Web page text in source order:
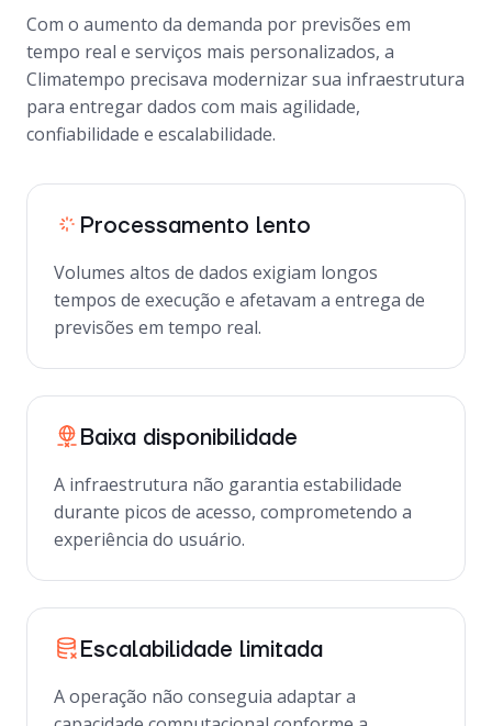
Com o aumento da demanda por previsões em
tempo real e serviços mais personalizados, a
Climatempo precisava modernizar sua infraestrutura
para entregar dados com mais agilidade,
confiabilidade e escalabilidade.
Processamento lento
Volumes altos de dados exigiam longos
tempos de execução e afetavam a entrega de
previsões em tempo real.
Baixa disponibilidade
A infraestrutura não garantia estabilidade
durante picos de acesso, comprometendo a
experiência do usuário.
Escalabilidade limitada
A operação não conseguia adaptar a